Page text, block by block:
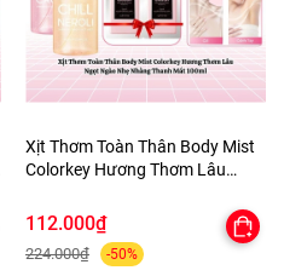
Xịt Thơm Toàn Thân Body Mist
Colorkey Hương Thơm Lâu
Mát 100ml
112.000₫
224.000₫ -50%